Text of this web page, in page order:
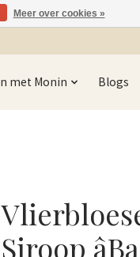
met Monin Blogs
Siroop
Meer over cookies »